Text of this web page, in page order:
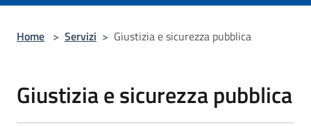
Home > Servizi > Giustizia e sicurezza pubblica
Giustizia e sicurezza pubblica